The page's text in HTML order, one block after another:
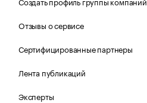
Отзывы о сервисе
Сертифицированные партнеры
Лента публикаций
Эксперты